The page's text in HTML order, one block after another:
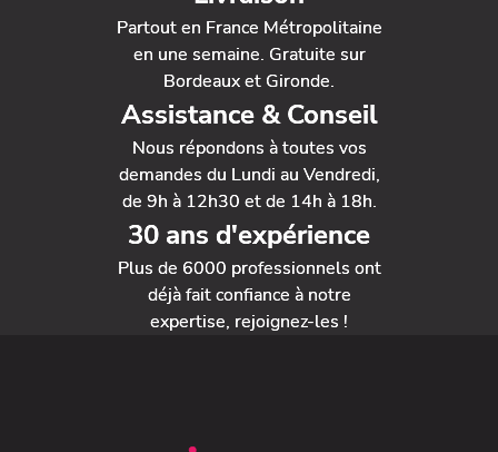
Partout en France Métropolitaine
en une semaine. Gratuite sur
Bordeaux et Gironde.
Assistance & Conseil
Nous répondons à toutes vos
demandes du Lundi au Vendredi,
de 9h à 12h30 et de 14h à 18h.
30 ans d'expérience
Plus de 6000 professionnels ont
déjà fait confiance à notre
expertise, rejoignez-les !